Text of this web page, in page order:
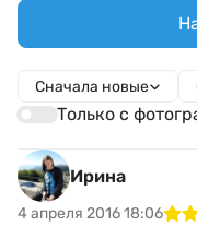
Сначала новые
Только с
Ирина
4 апреля 2016 18:06